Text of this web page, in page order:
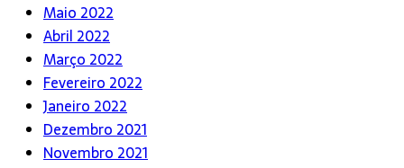
Maio 2022
Abril 2022
Março 2022
Fevereiro 2022
Janeiro 2022
Dezembro 2021
Novembro 2021